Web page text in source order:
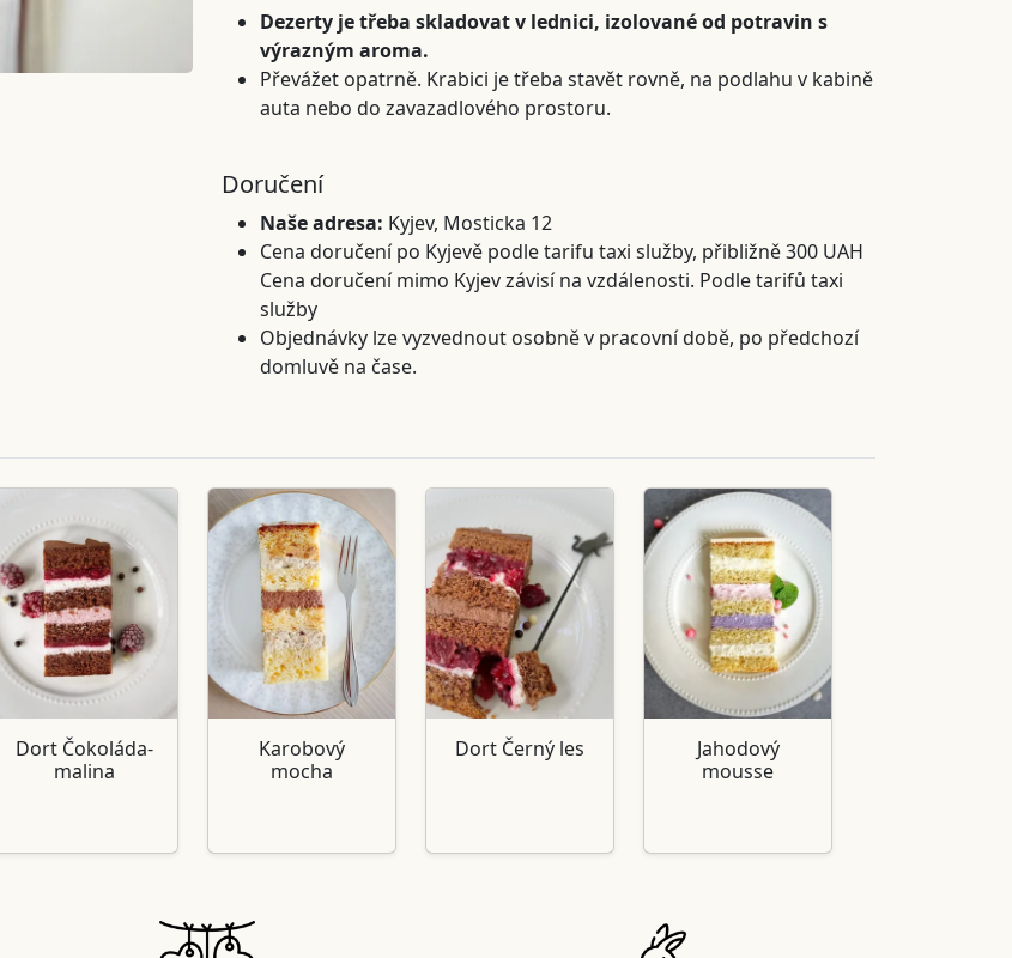
Dezerty je třeba skladovat v lednici, izolované od potravin s
výrazným aroma.
Převážet opatrně. Krabici je třeba stavět rovně, na podlahu v kabině
auta nebo do zavazadlového prostoru.
Doručení
Naše adresa: Kyjev, Mosticka 12
Cena doručení po Kyjevě podle tarifu taxi služby, přibližně 300 UAH
Cena doručení mimo Kyjev závisí na vzdálenosti. Podle tarifů taxi
služby
Objednávky lze vyzvednout osobně v pracovní době, po předchozí
domluvě na čase.
Dort Čokoláda-
malina
Karobový
mocha
Dort Černý les
Jahodový
mousse